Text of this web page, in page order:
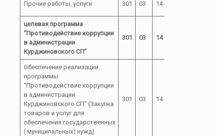
Прочие работы, услуги 301 03 14
целевая программа
“Противодействие коррупции
в администрации
Курджиновского СП”
301 03 14
Обеспечение реализации
программы
“Противодействие коррупции
в администрации
Курджиновского СП” (Закупка
товаров и услуг для
обеспечения государственных
( муниципальных) нужд)
301 03 14